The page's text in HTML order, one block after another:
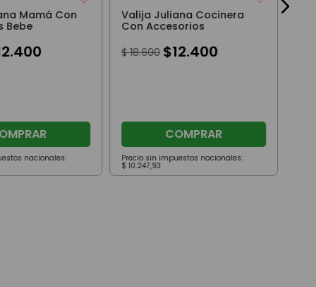
Mamá Con
Bebe
.400
nacionales:
Valija Juliana Cocinera
Con Accesorios
$ 18.600 $12.400
COMPRAR
Precio sin impuestos nacionales:
$ 10.247,93